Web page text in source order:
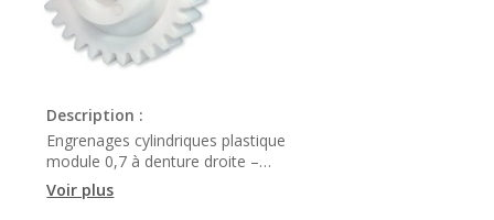
Description :
Engrenages cylindriques plastique
module 0,7 à denture droite –
PLD3207
Voir plus